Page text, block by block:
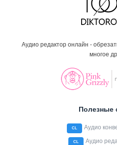
Аудио редактор онлайн -
многое
Полезные
CL Аудио
CL Аудио